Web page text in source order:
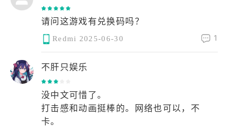
请问这游戏有兑换码吗？
Redmi 2025-06-30 1
不肝只娱乐
没中文可惜了。
打击感和动画挺棒的。网络也可以，不
卡。